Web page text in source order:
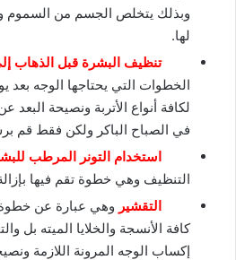
وبذلك يتخلص الجسم من السموم
لها.
تنظيف البشرة قبل الذهاب
الخطوات التي يحتاجها الوجه بعد
لكافة أنواع الأتربة ونصيحة
في الصباح الباكر ولكن فقط قم
استخدام التونر المرطب
التنظيف وهي خطوة تقم فيها
التقشير وهي عبارة عن خطوة
كافة الأنسجة والخلايا الميته بل
إكساب الوجه المرونة اللازمة